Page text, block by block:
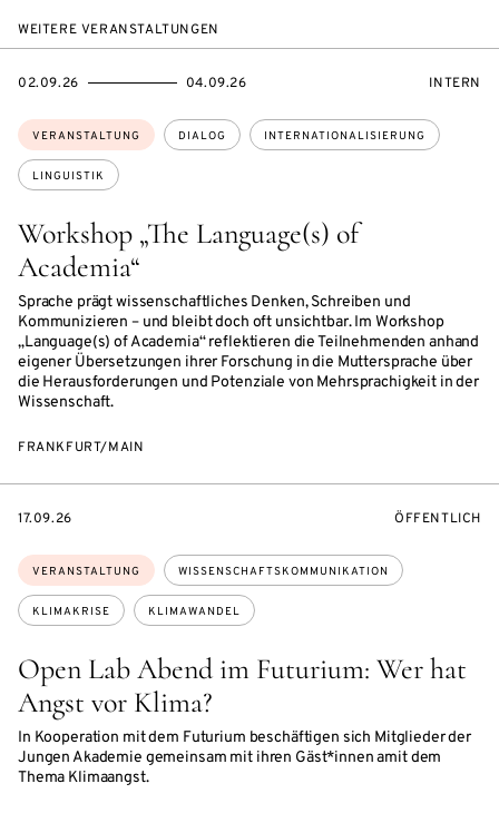
WEITERE VERANSTALTUNGEN
Workshop „The Language(s) of
Academia“
Sprache prägt wissenschaftliches Denken, Schreiben und
Kommunizieren – und bleibt doch oft unsichtbar. Im Workshop
„Language(s) of Academia“ reflektieren die Teilnehmenden anhand
eigener Übersetzungen ihrer Forschung in die Muttersprache über
die Herausforderungen und Potenziale von Mehrsprachigkeit in der
Wissenschaft.
Themen:
VERANSTALTUNG DIALOG INTERNATIONALISIERUNG
LINGUISTIK
EVENTBEGINSON
02.09.26
EVENTENDSON 04.09.26 INTERN
FRANKFURT/MAIN
Open Lab Abend im Futurium: Wer hat
Angst vor Klima?
In Kooperation mit dem Futurium beschäftigen sich Mitglieder der
Jungen Akademie gemeinsam mit ihren Gäst*innen amit dem
Thema Klimaangst.
Themen:
VERANSTALTUNG WISSENSCHAFTSKOMMUNIKATION
KLIMAKRISE KLIMAWANDEL
EVENTBEGINSON
17.09.26 ÖFFENTLICH